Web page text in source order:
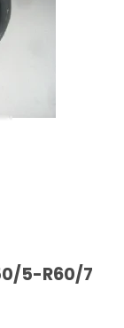
5-R60/7